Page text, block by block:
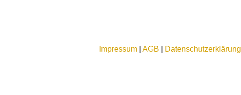
Impressum| AGB Datenschutzerklärung